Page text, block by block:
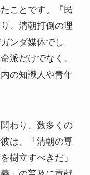
ことです。『民
、清朝打倒の理
ンダ媒体でし
派だけでなく、
の知識人や青年
わり、数多くの
は、「清朝の専
樹立すべきだ」